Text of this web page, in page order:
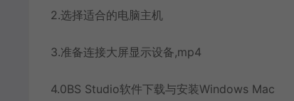
2.选择适合的电脑主机
3.准备连接大屏显示设备,mp4
4.0BS Studio软件下载与安装Windows Mac